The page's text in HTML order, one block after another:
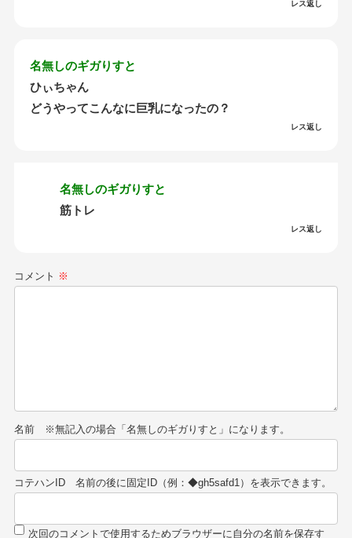
レス返し
名無しのギガりすと
ひぃちゃん
どうやってこんなに巨乳になったの？
レス返し
名無しのギガりすと
筋トレ
レス返し
コメント ※
名前
コテハンID